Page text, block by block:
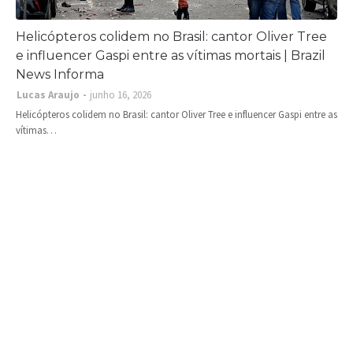
Helicópteros colidem no Brasil: cantor Oliver Tree
e influencer Gaspi entre as vítimas mortais | Brazil
News Informa
Lucas Araujo
junho 16, 2026
Helicópteros colidem no Brasil: cantor Oliver Tree e influencer Gaspi entre as
vítimas…